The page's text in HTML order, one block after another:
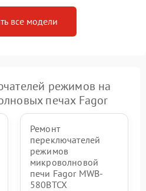
все модели
режимов на
печах Fagor
Ремонт
переключателей
режимов
микроволновой
печи Fagor MWB-
580BTCX